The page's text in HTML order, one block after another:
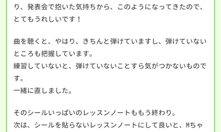
り、発表会で抱いた気持ちから、このようになってきたので、
とてもうれしいです！
曲を聴くと、やはり、きちんと弾けていますし、弾けていない
ところも把握しています。
練習していないと、弾けていないことすら気がつかないもので
す。
一緒に直しました。
そのシールいっぱいのレッスンノートももう終わり。
次は、シールを貼らないレッスンノートにして良いと、Mちゃ